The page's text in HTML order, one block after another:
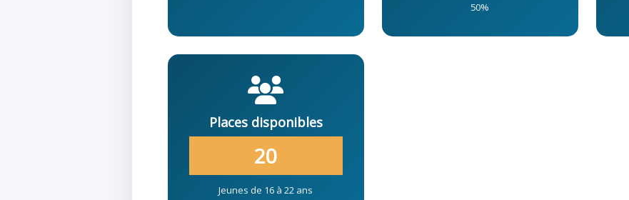
50%
Places disponibles
20
Jeunes de 16 à 22 ans